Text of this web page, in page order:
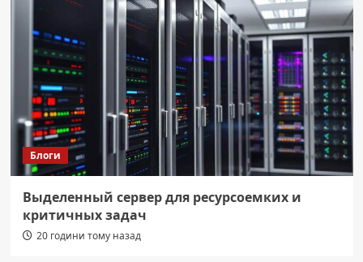
Блоги
Выделенный сервер для ресурсоемких и
критичных задач
20 години тому назад